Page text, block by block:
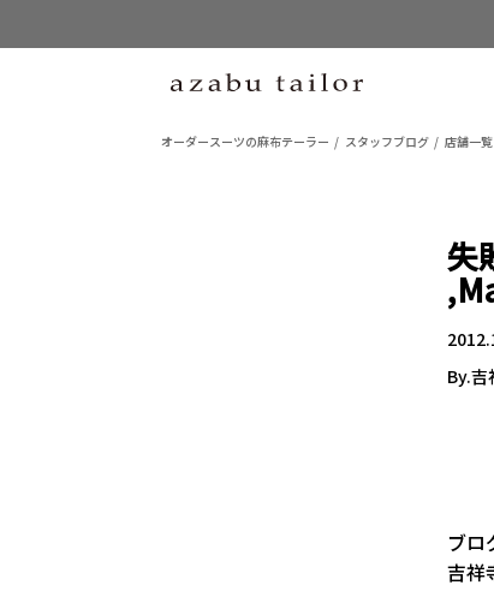
オーダースーツの麻布テーラー スタッフブログ 店舗一覧
失
By.吉
ブロ
吉祥